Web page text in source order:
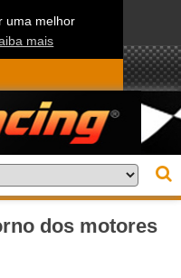
uma melhor
mais
dos motores